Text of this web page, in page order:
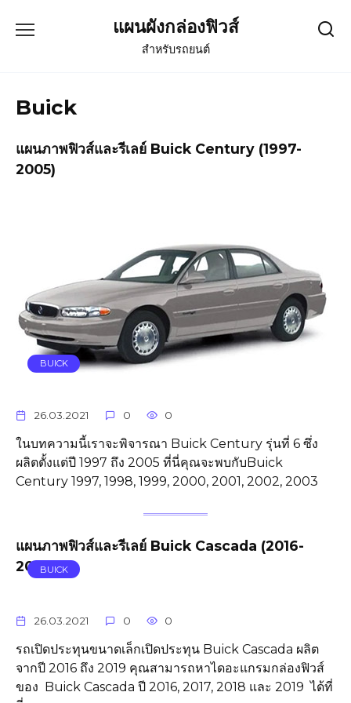
แผนผังกล่องฟิวส์
สำหรับรถยนต์
Buick
แผนภาพฟิวส์และรีเลย์ Buick Century (1997-
2005)
BUICK
26.03.2021 0 0
ในบทความนี้เราจะพิจารณา Buick Century รุ่นที่ 6 ซึ่ง
ผลิตตั้งแต่ปี 1997 ถึง 2005 ที่นี่คุณจะพบกับBuick
Century 1997, 1998, 1999, 2000, 2001, 2002, 2003
แผนภาพฟิวส์และรีเลย์ Buick Cascada (2016-
2019..)
BUICK
26.03.2021 0 0
รถเปิดประทุนขนาดเล็กเปิดประทุน Buick Cascada ผลิต
จากปี 2016 ถึง 2019 คุณสามารถหาไดอะแกรมกล่องฟิวส์
ของ Buick Cascada ปี 2016, 2017, 2018 และ 2019 ได้ที่